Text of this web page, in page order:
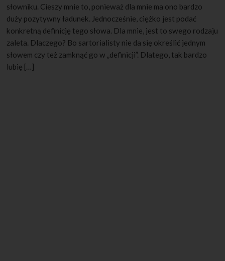
słowniku. Cieszy mnie to, ponieważ dla mnie ma ono bardzo
duży pozytywny ładunek. Jednocześnie, ciężko jest podać
konkretną definicję tego słowa. Dla mnie, jest to swego rodzaju
zaleta. Dlaczego? Bo sartorialisty nie da się określić jednym
słowem czy też zamknąć go w „definicji”. Dlatego, tak bardzo
lubię […]